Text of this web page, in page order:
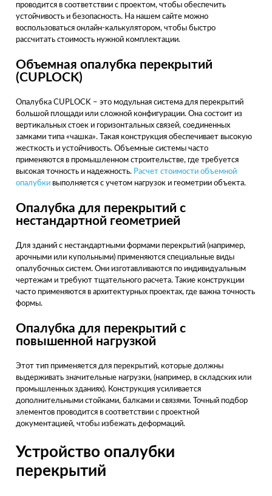
проводится в соответствии с проектом, чтобы обеспечить
устойчивость и безопасность. На нашем сайте можно
воспользоваться онлайн-калькулятором, чтобы быстро
рассчитать стоимость нужной комплектации.
Объемная опалубка перекрытий
(CUPLOCK)
Опалубка CUPLOCK – это модульная система для перекрытий
большой площади или сложной конфигурации. Она состоит из
вертикальных стоек и горизонтальных связей, соединенных
замками типа «чашка». Такая конструкция обеспечивает высокую
жесткость и устойчивость. Объемные системы часто
применяются в промышленном строительстве, где требуется
высокая точность и надежность. Расчет стоимости объемной
опалубки выполняется с учетом нагрузок и геометрии объекта.
Опалубка для перекрытий с
нестандартной геометрией
Для зданий с нестандартными формами перекрытий (например,
арочными или купольными) применяются специальные виды
опалубочных систем. Они изготавливаются по индивидуальным
чертежам и требуют тщательного расчета. Такие конструкции
часто применяются в архитектурных проектах, где важна точность
формы.
Опалубка для перекрытий с
повышенной нагрузкой
Этот тип применяется для перекрытий, которые должны
выдерживать значительные нагрузки, (например, в складских или
промышленных зданиях). Конструкция усиливается
дополнительными стойками, балками и связями. Точный подбор
элементов проводится в соответствии с проектной
документацией, чтобы избежать деформаций.
Устройство опалубки
перекрытий